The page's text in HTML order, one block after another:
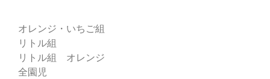
オレンジ・いちご組
リトル組
リトル組 オレンジ
全園児